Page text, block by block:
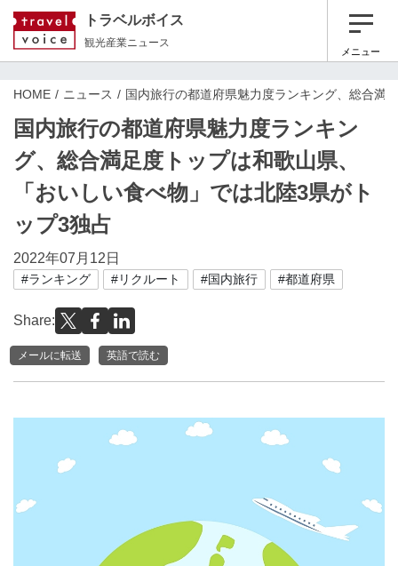
トラベルボイス
観光産業ニュース
メニュー
HOME ニュース 国内旅行の都道府県魅力度ランキング、総合満
国内旅行の都道府県魅力度ランキン
グ、総合満足度トップは和歌山県、
「おいしい食べ物」では北陸3県がト
ップ3独占
2022年07月12日
#ランキング #リクルート #国内旅行 #都道府県
Share:
メールに転送 英語で読む